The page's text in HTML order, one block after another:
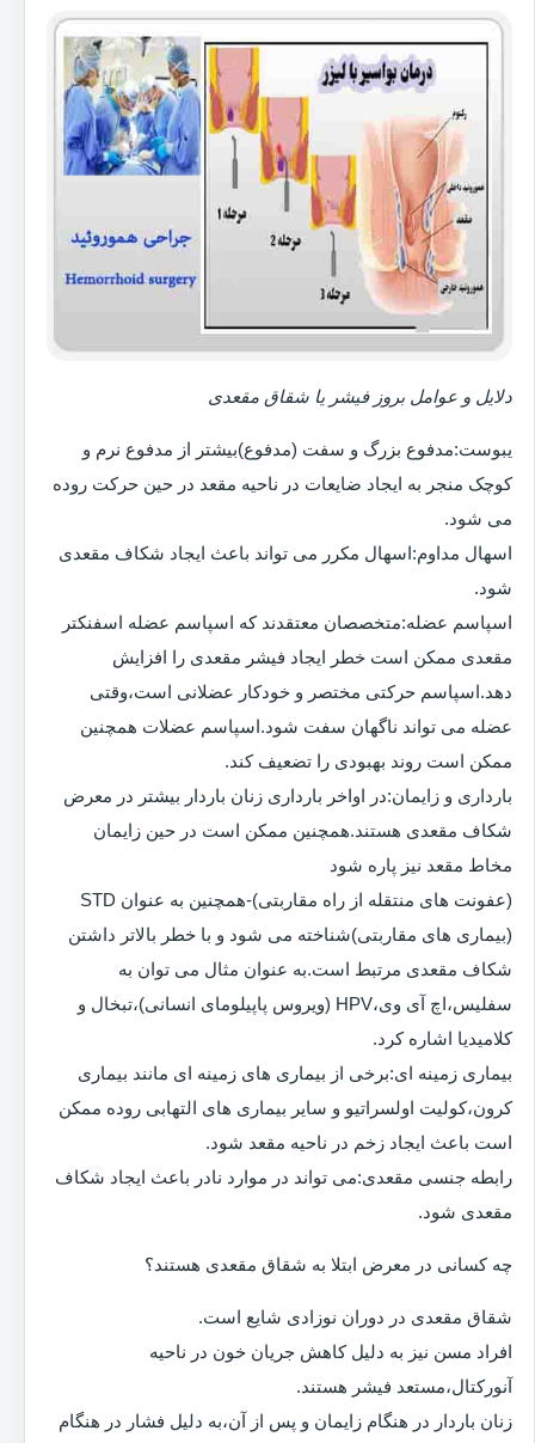
دلایل و عوامل بروز فیشر یا شقاق مقعدی
یبوست:مدفوع بزرگ و سفت (مدفوع)بیشتر از مدفوع نرم و
کوچک منجر به ایجاد ضایعات در ناحیه مقعد در حین حرکت روده
می شود.
اسهال مداوم:اسهال مکرر می تواند باعث ایجاد شکاف مقعدی
شود.
اسپاسم عضله:متخصصان معتقدند که اسپاسم عضله اسفنکتر
مقعدی ممکن است خطر ایجاد فیشر مقعدی را افزایش
دهد.اسپاسم حرکتی مختصر و خودکار عضلانی است،وقتی
عضله می تواند ناگهان سفت شود.اسپاسم عضلات همچنین
ممکن است روند بهبودی را تضعیف کند.
بارداری و زایمان:در اواخر بارداری زنان باردار بیشتر در معرض
شکاف مقعدی هستند.همچنین ممکن است در حین زایمان
مخاط مقعد نیز پاره شود
(عفونت های منتقله از راه مقاربتی)-همچنین به عنوان STD
(بیماری های مقاربتی)شناخته می شود و با خطر بالاتر داشتن
شکاف مقعدی مرتبط است.به عنوان مثال می توان به
سفلیس،اچ آی وی،HPV (ویروس پاپیلومای انسانی)،تبخال و
کلامیدیا اشاره کرد.
بیماری زمینه ای:برخی از بیماری های زمینه ای مانند بیماری
کرون،کولیت اولسراتیو و سایر بیماری های التهابی روده ممکن
است باعث ایجاد زخم در ناحیه مقعد شود.
رابطه جنسی مقعدی:می تواند در موارد نادر باعث ایجاد شکاف
مقعدی شود.
چه کسانی در معرض ابتلا به شقاق مقعدی هستند؟
شقاق مقعدی در دوران نوزادی شایع است.
افراد مسن نیز به دلیل کاهش جریان خون در ناحیه
آنورکتال،مستعد فیشر هستند.
زنان باردار در هنگام زایمان و پس از آن،به دلیل فشار در هنگام